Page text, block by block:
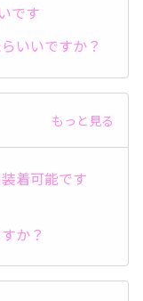
です
いいですか？
もっと見る
着可能です
か？